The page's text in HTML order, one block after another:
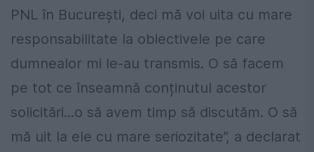
PNL în București, deci mă voi uita cu mare
responsabilitate la obiectivele pe care
dumnealor mi le-au transmis. O să facem
pe tot ce înseamnă conținutul acestor
solicitări...o să avem timp să discutăm. O să
mă uit la ele cu mare seriozitate”, a declarat